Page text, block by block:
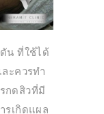
น ที่ใช้ได้
ะควรทำ
กดสิวที่มี
รเกิดแผล